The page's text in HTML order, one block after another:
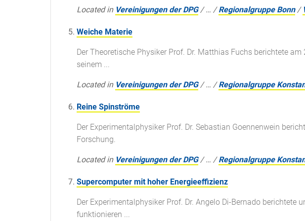
Located in Vereinigungen der DPG /… /Regionalgruppe Bonn /
Weiche Materie
Der Theoretische Physiker Prof. Dr. Matthias Fuchs berichtete
seinem ...
Located in Vereinigungen der DPG /… /Regionalgruppe
Reine Spinströme
Der Experimentalphysiker Prof. Dr. Sebastian Goennenwein
Forschung.
Located in Vereinigungen der DPG /… /Regionalgruppe
Supercomputer mit hoher Energieeffizienz
Der Experimentalphysiker Prof. Dr. Angelo Di-Bernado
funktionieren ...